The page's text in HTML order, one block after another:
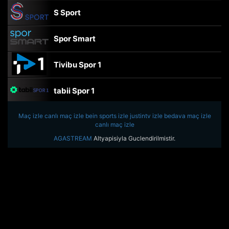
S Sport
Spor Smart
Tivibu Spor 1
tabii Spor 1
TRT Spor
beIN Sports Haber
Maç izle canlı maç izle bein sports izle justintv izle bedava maç izle
canlı maç izle
AGASTREAM Altyapisiyla Guclendirilmistir.